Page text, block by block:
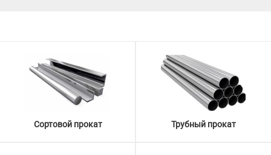
Сортовой прокат Трубный прокат